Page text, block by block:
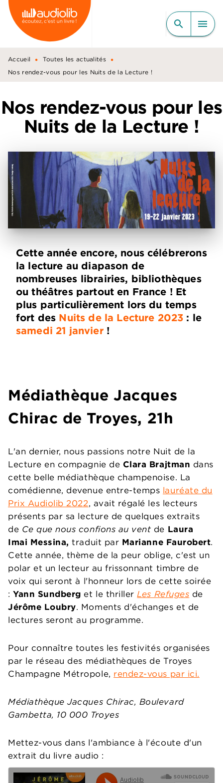
MENU RECHERCHE
CONTENU
PIED DE PAGE
search menu
Accueil • Toutes les actualités •
Nos rendez-vous pour les Nuits de la Lecture !
Nos rendez-vous pour les
Nuits de la Lecture !
Cette année encore, nous célébrerons
la lecture au diapason de
nombreuses librairies, bibliothèques
ou théâtres partout en France ! Et
plus particulièrement lors du temps
fort des Nuits de la Lecture 2023 : le
samedi 21 janvier!
Médiathèque Jacques
Chirac de Troyes, 21h
L'an dernier, nous passions notre Nuit de la
Lecture en compagnie de Clara Brajtman dans
cette belle médiathèque champenoise. La
comédienne, devenue entre-temps lauréate du
Prix Audiolib 2022, avait régalé les lecteurs
présents par sa lecture de quelques extraits
de Ce que nous confions au vent de Laura
Imai Messina, traduit par Marianne Faurobert.
Cette année, thème de la peur oblige, c'est un
polar et un lecteur au frissonnant timbre de
voix qui seront à l'honneur lors de cette soirée
:Yann Sundberg et le thrillerLes Refuges de
Jérôme Loubry. Moments d'échanges et de
lectures seront au programme.
Pour connaître toutes les festivités organisées
par le réseau des médiathèques de Troyes
Champagne Métropole, rendez-vous par ici.
Médiathèque Jacques Chirac, Boulevard
Gambetta, 10 000 Troyes
Mettez-vous dans l'ambiance à l'écoute d'un
extrait du livre audio :